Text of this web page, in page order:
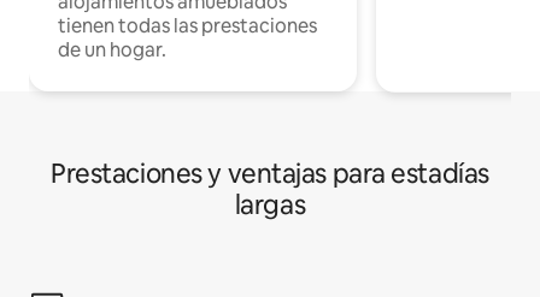
tienen todas las prestaciones
de un hogar.
Prestaciones y ventajas para estadías
largas